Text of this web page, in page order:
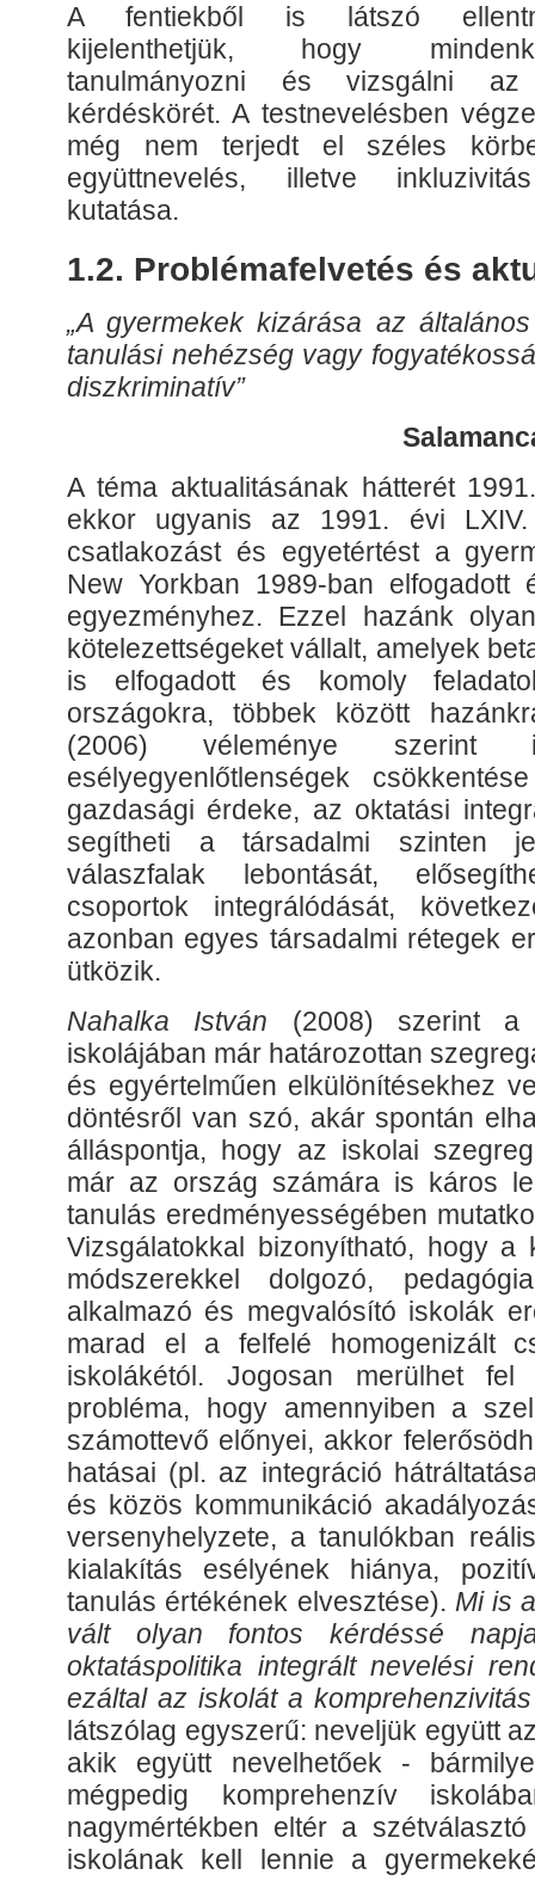
A fentiekből is látszó
kijelenthetjük, hogy
tanulmányozni és vizsgálni
kérdéskörét. A testnevelésben
még nem terjedt el széles
együttnevelés, illetve
kutatása.
1.2. Problémafelvetés és
„A gyermekek kizárása az
tanulási nehézség vagy
diszkriminatív”
A téma aktualitásának hátterét
ekkor ugyanis az 1991. évi
csatlakozást és egyetértést a
New Yorkban 1989-ban elfogadott
egyezményhez. Ezzel hazánk
kötelezettségeket vállalt, amelyek
is elfogadott és komoly
országokra, többek között
(2006) véleménye
esélyegyenlőtlenségek
gazdasági érdeke, az oktatási
segítheti a társadalmi szinten
válaszfalak lebontását,
csoportok integrálódását,
azonban egyes társadalmi rétegek
ütközik.
Nahalka István (2008) szerint a
iskolájában már határozottan
és egyértelműen elkülönítésekhez
döntésről van szó, akár spontán
álláspontja, hogy az iskolai
már az ország számára is káros
tanulás eredményességében
Vizsgálatokkal bizonyítható, hogy a
módszerekkel dolgozó,
alkalmazó és megvalósító iskolák
marad el a felfelé homogenizált
iskolákétól. Jogosan merülhet
probléma, hogy amennyiben a
számottevő előnyei, akkor
hatásai (pl. az integráció
és közös kommunikáció
versenyhelyzete, a tanulókban
kialakítás esélyének hiánya,
tanulás értékének elvesztése). Mi is
vált olyan fontos kérdéssé
oktatáspolitika integrált nevelési
ezáltal az iskolát a
látszólag egyszerű: neveljük együtt
akik együtt nevelhetőek -
mégpedig komprehenzív
nagymértékben eltér a
iskolának kell lennie a